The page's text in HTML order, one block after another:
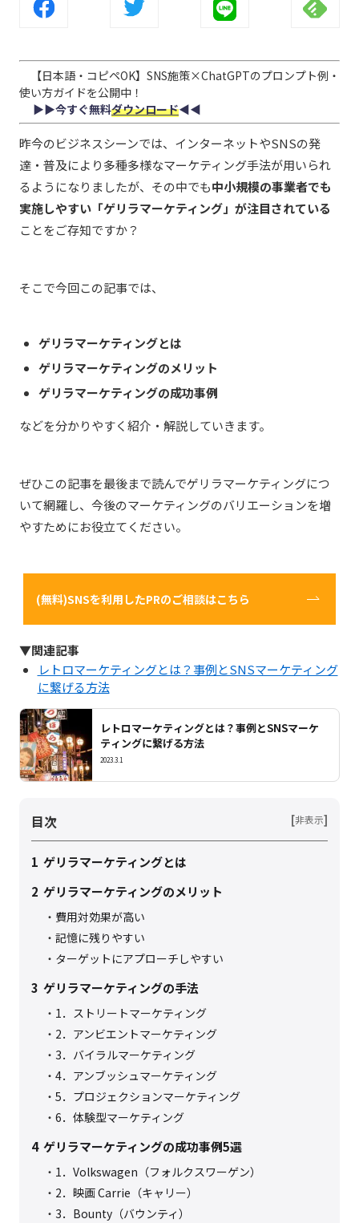
【日本語・コピペOK】SNS施策×ChatGPTのプロンプト例・
使い方ガイドを公開中！
▶︎▶︎今すぐ無料ダウンロード◀︎◀︎
昨今のビジネスシーンでは、インターネットやSNSの発
達・普及により多種多様なマーケティング手法が用いられ
るようになりましたが、その中でも中小規模の事業者でも
実施しやすい「ゲリラマーケティング」が注目されている
ことをご存知ですか？
そこで今回この記事では、
ゲリラマーケティングとは
ゲリラマーケティングのメリット
ゲリラマーケティングの成功事例
などを分かりやすく紹介・解説していきます。
ぜひこの記事を最後まで読んでゲリラマーケティングにつ
いて網羅し、今後のマーケティングのバリエーションを増
やすためにお役立てください。
(無料)SNSを利用したPRのご相談はこちら
▼関連記事
レトロマーケティングとは？事例とSNSマーケティング
に繋げる方法
レトロマーケティングとは？事例とSNSマーケ
ティングに繋げる方法
2023.3.1
目次 [非表示]
1 ゲリラマーケティングとは
2 ゲリラマーケティングのメリット
費用対効果が高い
記憶に残りやすい
ターゲットにアプローチしやすい
3 ゲリラマーケティングの手法
1．ストリートマーケティング
2．アンビエントマーケティング
3．バイラルマーケティング
4．アンブッシュマーケティング
5．プロジェクションマーケティング
6．体験型マーケティング
4 ゲリラマーケティングの成功事例5選
1．Volkswagen（フォルクスワーゲン）
2．映画 Carrie（キャリー）
3．Bounty（バウンティ）